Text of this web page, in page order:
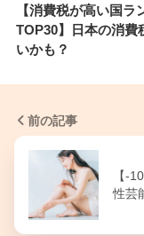
【消費税が高い国ラ
TOP30】日本の消費
いかも？
前の記事
【-
性芸